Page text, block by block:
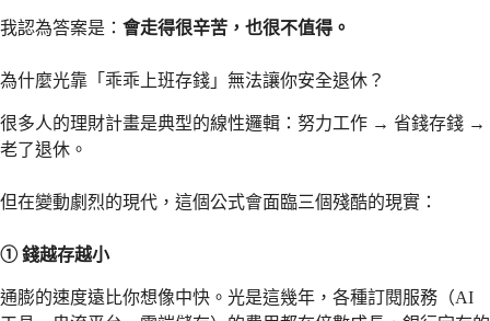
我認為答案是： 會走得很辛苦，也很不值得。
為什麼光靠「乖乖上班存錢」無法讓你安全退休？
很多人的理財計畫是典型的線性邏輯：努力工作 → 省錢存錢 →
老了退休。
但在變動劇烈的現代，這個公式會面臨三個殘酷的現實：
① 錢越存越小
通膨的速度遠比你想像中快。光是這幾年，各種訂閱服務（AI